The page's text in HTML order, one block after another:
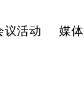
议活动 媒